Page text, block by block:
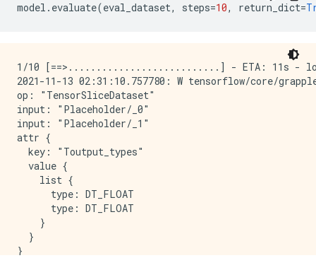
      type: DT_FLOAT
attr {
  key: "_cardinality"
  value {
    i: 3
  }
}
attr {
  key: "is_files"
  value {
    b: false
attr {
  key: "metadata"
model . evaluate(eval_dataset, steps=10, return_dict=
1/10 [==>...........................] - ETA: 11s -
2021-11-13 02:31:10.757780: W tensorflow/core/
op: "TensorSliceDataset"
input: "Placeholder/_0"
input: "Placeholder/_1"
attr {
  key: "Toutput_types"
  value {
    list {
      type: DT_FLOAT
      type: DT_FLOAT
    }
  }
}